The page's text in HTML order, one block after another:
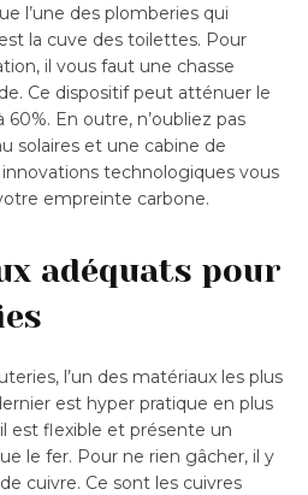
l’une des plomberies qui
la cuve des toilettes. Pour
il vous faut une chasse
Ce dispositif peut atténuer le
En outre, n’oubliez pas
solaires et une cabine de
technologiques vous
empreinte carbone.
adéquats pour
l’un des matériaux les plus
est hyper pratique en plus
est flexible et présente un
le fer. Pour ne rien gâcher, il y
cuivre. Ce sont les cuivres